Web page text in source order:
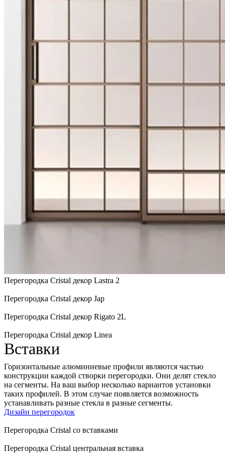
Перегородка Cristal декор Lastra 2
Перегородка Cristal декор Jap
Перегородка Cristal декор Rigato 2L
Перегородка Cristal декор Linea
Вставки
Горизонтальные алюминиевые профили являются частью
конструкции каждой створки перегородки. Они делят стекло
на сегменты. На ваш выбор несколько вариантов установки
таких профилей. В этом случае появляется возможность
устанавливать разные стекла в разные сегменты.
Дизайн перегородок
Перегородка Cristal со вставками
Перегородка Cristal центральная вставка